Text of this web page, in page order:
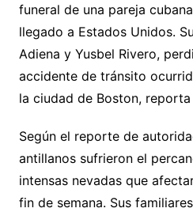
funeral de una pareja
llegado a Estados Unidos.
Adiena y Yusbel Rivero,
accidente de tránsito
la ciudad de Boston, reporta
Según el reporte de
antillanos sufrieron el
intensas nevadas que
fin de semana. Sus familiares